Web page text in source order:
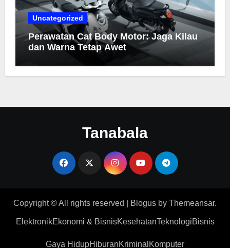
Uncategorized
Perawatan Cat Body Motor: Jaga Kilau
dan Warna Tetap Awet
Tanabala
Copyright © All rights reserved Blogus by Themeansar.
ElektronikEkonomi & BisnisKesehatanTeknologiBisnis
Gaya HidupHiburanKriminal Komputer